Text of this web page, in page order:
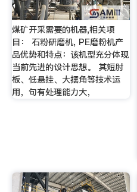
煤矿开采需要的机器,相关项
目： 石粉研磨机, PE磨粉机产
品优势和特点：该机型充分体现
当前先进的设计思想。 其短肘
板、低悬挂、大摆角等技术运
用，句有处理能力大，